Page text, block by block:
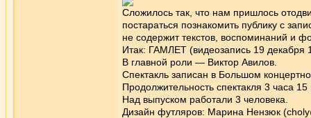
Сложилось так, что нам пришлось
постараться познакомить публику с
не содержит текстов, воспоминаний и
Итак: ГАМЛЕТ (видеозапись 19 декабря
В главной роли — Виктор Авилов.
Спектакль записан в Большом
Продолжительность спектакля 3 часа
Над выпуском работали 3 человека.
Дизайн футляров: Марина Нензюк